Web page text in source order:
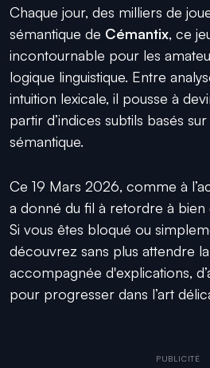
Chaque jour, des milliers de
sémantique de Cémantix, ce
incontournable pour les
logique linguistique. Entre
intuition lexicale, il pousse à
partir d’indices subtils basés
sémantique.
Ce 19 Mars 2026, comme à
a donné du fil à retordre à bien
Si vous êtes bloqué ou
découvrez sans plus attendre
accompagnée d'explications,
pour progresser dans l’art